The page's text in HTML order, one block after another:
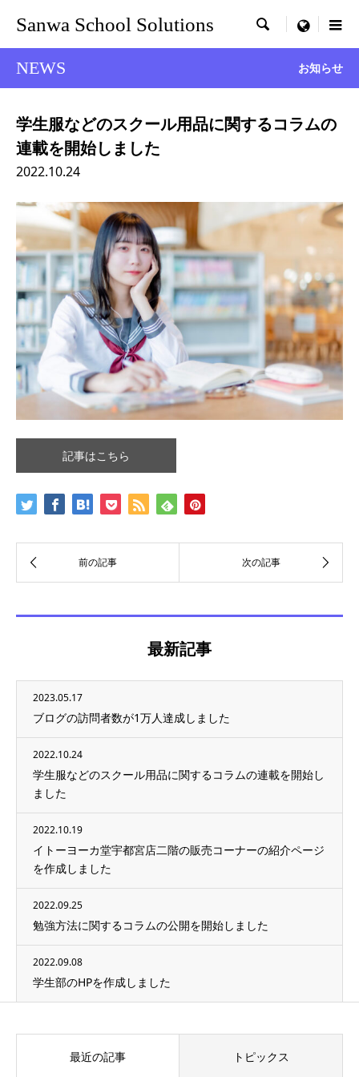
Sanwa School Solutions  menu
NEWS お知らせ
学生服などのスクール用品に関するコラムの
連載を開始しました
2022.10.24
記事はこちら
最新記事
2023.05.17
ブログの訪問者数が1万人達成しました
2022.10.24
学生服などのスクール用品に関するコラムの連載を開始し
ました
2022.10.19
イトーヨーカ堂宇都宮店二階の販売コーナーの紹介ページ
を作成しました
2022.09.25
勉強方法に関するコラムの公開を開始しました
2022.09.08
学生部のHPを作成しました
最近の記事 トピックス